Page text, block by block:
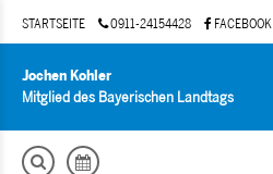
STARTSEITE 0911-24154428 FACEBOOK
Jochen Kohler
Mitglied des Bayerischen Landtags